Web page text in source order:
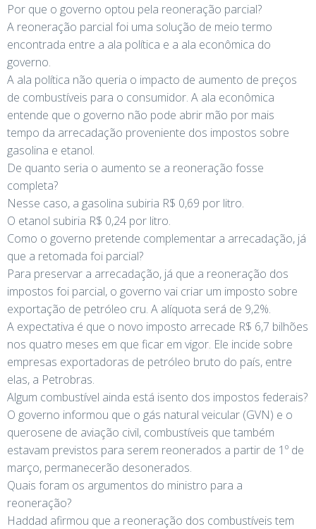
Por que o governo optou pela reoneração parcial?
A reoneração parcial foi uma solução de meio termo
encontrada entre a ala política e a ala econômica do
governo.
A ala política não queria o impacto de aumento de preços
de combustíveis para o consumidor. A ala econômica
entende que o governo não pode abrir mão por mais
tempo da arrecadação proveniente dos impostos sobre
gasolina e etanol.
De quanto seria o aumento se a reoneração fosse
completa?
Nesse caso, a gasolina subiria R$ 0,69 por litro.
O etanol subiria R$ 0,24 por litro.
Como o governo pretende complementar a arrecadação, já
que a retomada foi parcial?
Para preservar a arrecadação, já que a reoneração dos
impostos foi parcial, o governo vai criar um imposto sobre
exportação de petróleo cru. A alíquota será de 9,2%.
A expectativa é que o novo imposto arrecade R$ 6,7 bilhões
nos quatro meses em que ficar em vigor. Ele incide sobre
empresas exportadoras de petróleo bruto do país, entre
elas, a Petrobras.
Algum combustível ainda está isento dos impostos federais?
O governo informou que o gás natural veicular (GVN) e o
querosene de aviação civil, combustíveis que também
estavam previstos para serem reonerados a partir de 1º de
março, permanecerão desonerados.
Quais foram os argumentos do ministro para a
reoneração?
Haddad afirmou que a reoneração dos combustíveis tem